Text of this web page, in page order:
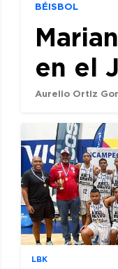
BÉISBOL
en el
Aurelio Ortiz
LBK